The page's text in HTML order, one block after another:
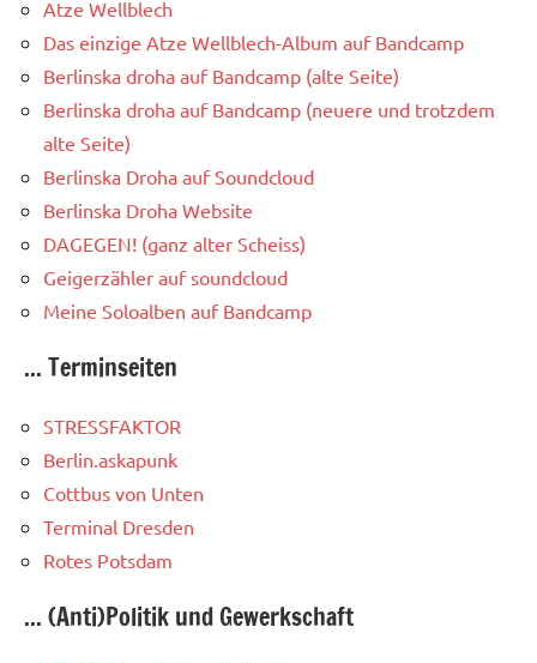
Atze Wellblech
Das einzige Atze Wellblech-Album auf Bandcamp
Berlinska droha auf Bandcamp (alte Seite)
Berlinska droha auf Bandcamp (neuere und trotzdem
alte Seite)
Berlinska Droha auf Soundcloud
Berlinska Droha Website
DAGEGEN! (ganz alter Scheiss)
Geigerzähler auf soundcloud
Meine Soloalben auf Bandcamp
... Terminseiten
STRESSFAKTOR
Berlin.askapunk
Cottbus von Unten
Terminal Dresden
Rotes Potsdam
... (Anti)Politik und Gewerkschaft